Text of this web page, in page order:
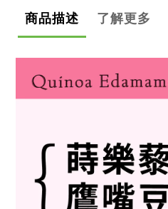
商品描述 了解更多